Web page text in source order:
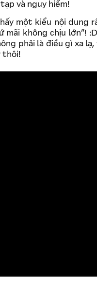
và nguy hiểm!
một kiểu nội dung
không chịu lớn”!
phải là điều gì xa
thôi!